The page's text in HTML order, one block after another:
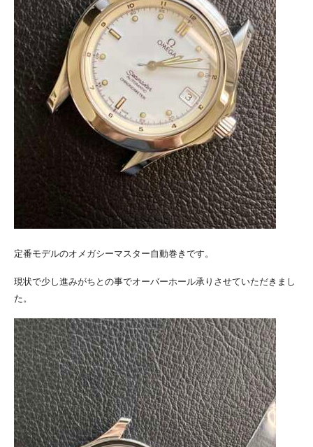
定番モデルのオメガシーマスター自動巻きです。
現状で少し進みがちとの事でオーバーホール承りさせていただきまし
た。